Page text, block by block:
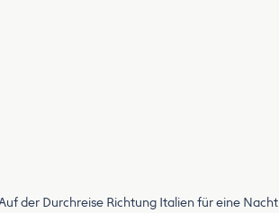
der Durchreise Richtung Italien für eine Nacht